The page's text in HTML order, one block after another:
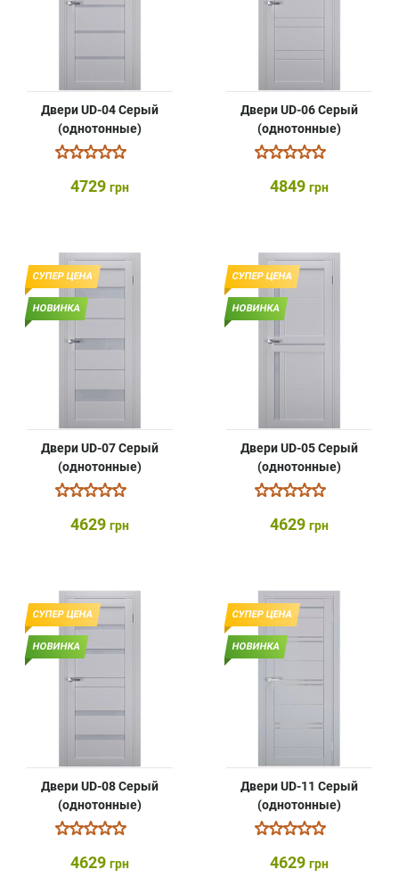
Двери UD-04 Серый
(однотонные)
4729 грн
Двери UD-06 Серый
(однотонные)
4849 грн
СУПЕР ЦЕНА
НОВИНКА
Двери UD-07 Серый
(однотонные)
4629 грн
СУПЕР ЦЕНА
НОВИНКА
Двери UD-05 Серый
(однотонные)
4629 грн
СУПЕР ЦЕНА
НОВИНКА
Двери UD-08 Серый
(однотонные)
4629 грн
СУПЕР ЦЕНА
НОВИНКА
Двери UD-11 Серый
(однотонные)
4629 грн